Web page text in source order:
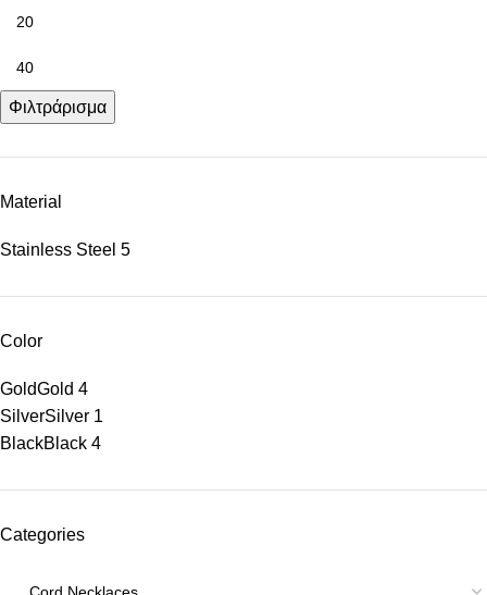
Φιλτράρισμα
Material
Stainless Steel 5
Color
GoldGold 4
SilverSilver 1
BlackBlack 4
Categories